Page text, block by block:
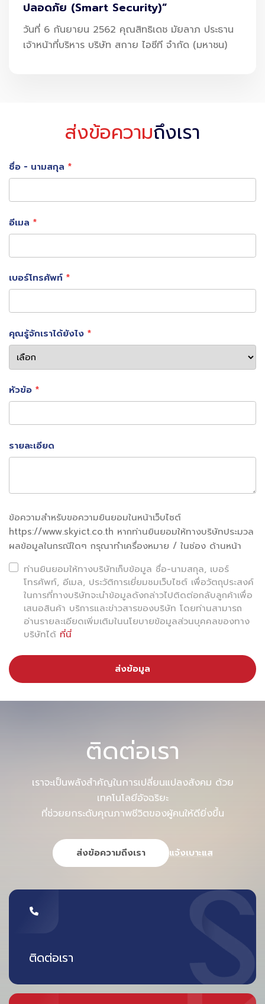
ปลอดภัย (Smart Security)”
วันที่ 6 กันยายน 2562 คุณสิทธิเดช มัยลาภ ประธาน
เจ้าหน้าที่บริหาร บริษัท สกาย ไอซีที จำกัด (มหาชน)
ส่งข้อความถึงเรา
ชื่อ - นามสกุล
อีเมล
เบอร์โทรศัพท์
คุณรู้จักเราได้ยังไง
หัวข้อ
รายละเอียด
ข้อความสำหรับขอความยินยอมในหน้าเว็บไซต์
https://www.skyict.co.th หากท่านยินยอมให้ทางบริษัทประมวล
ผลข้อมูลในกรณีใดๆ กรุณาทำเครื่องหมาย / ในช่อง ด้านหน้า
ท่านยินยอมให้ทางบริษัทเก็บข้อมูล ชื่อ-นามสกุล, เบอร์
โทรศัพท์, อีเมล, ประวัติการเยี่ยมชมเว็บไซต์ เพื่อวัตถุประสงค์
ในการที่ทางบริษัทจะนำข้อมูลดังกล่าวไปติดต่อกลับลูกค้าเพื่อ
เสนอสินค้า บริการและข่าวสารของบริษัท โดยท่านสามารถ
อ่านรายละเอียดเพิ่มเติมในนโยบายข้อมูลส่วนบุคคลของทาง
บริษัทได้ ที่นี่
ส่งข้อมูล
ติดต่อเรา
เราจะเป็นพลังสำคัญในการเปลี่ยนแปลงสังคม ด้วย
เทคโนโลยีอัจฉริยะ
ที่ช่วยยกระดับคุณภาพชีวิตของผู้คนให้ดียิ่งขึ้น
ส่งข้อความถึงเรา แจ้งเบาะแส
ติดต่อเรา